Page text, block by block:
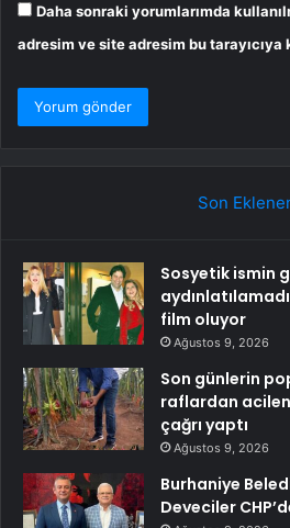
Daha sonraki yorumlarımda
adresim ve site adresim bu tarayıcıya
Son
Sosyetik ismin
film oluyor
Ağustos 9, 2026
Son günlerin
raflardan
çağrı yaptı
Ağustos 9, 2026
Burhaniye
Deveciler